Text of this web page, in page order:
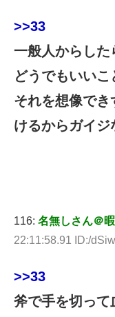
>>33
一般人からし
どうでもいいこ
それを想像で
けるからガイジ
116: 名無しさん＠
22:11:58.91 ID:/
>>33
斧で手を切って